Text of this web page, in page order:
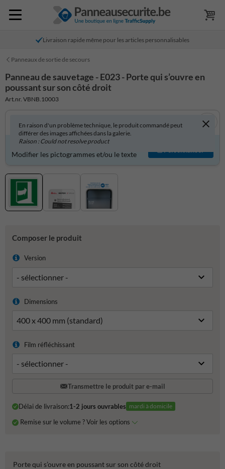
Livraison rapide même pour les articles personnalisables
Panneaux de sortie de secours
Panneau de sauvetage - E023 - Porte qui s’ouvre en
poussant sur son côté droit
Art.nr. VBNB.10003
En raison d'un problème technique, le produit commandé peut
différer des images affichées dans la galerie.
Raison : Could not resolve product
Produit personnalisable ?
Modifier les pictogrammes et/ou le texte
Personnaliser
Composer le produit
Version
Dimensions
Film réfléchissant
Transmettre le produit par e-mail
Délai de livraison:1-2 jours ouvrables mardi à domicile
Remise sur le volume ? Voir les options
Porte qui s’ouvre en poussant sur son côté droit